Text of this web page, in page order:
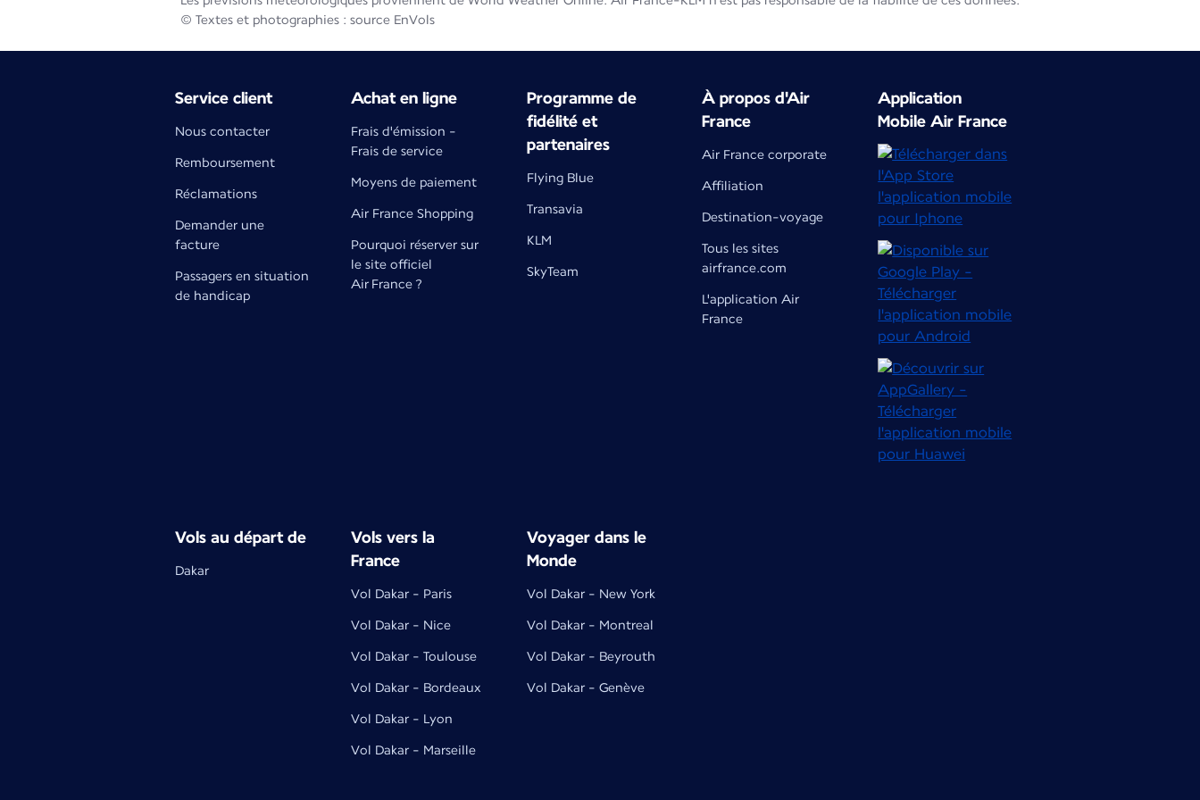
© Textes et photographies : source EnVols
Service client
Nous contacter
Remboursement
Réclamations
Demander une
facture
Passagers en situation
de handicap
Achat en ligne
Frais d'émission -
Frais de service
Moyens de paiement
Air France Shopping
Pourquoi réserver sur
le site officiel
Air France ?
Programme de
fidélité et
partenaires
Flying Blue
Transavia
KLM
SkyTeam
À propos d'Air
France
Air France corporate
Affiliation
Destination-voyage
Tous les sites
airfrance.com
L'application Air
France
Application
Mobile Air France
Vols au départ de
Dakar
Vols vers la
France
Vol Dakar - Paris
Vol Dakar - Nice
Vol Dakar - Toulouse
Vol Dakar - Bordeaux
Vol Dakar - Lyon
Vol Dakar - Marseille
Voyager dans le
Monde
Vol Dakar - New York
Vol Dakar - Montreal
Vol Dakar - Beyrouth
Vol Dakar - Genève